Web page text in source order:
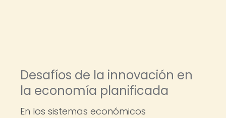
Desafíos de la innovación en
la economía planificada
En los sistemas económicos